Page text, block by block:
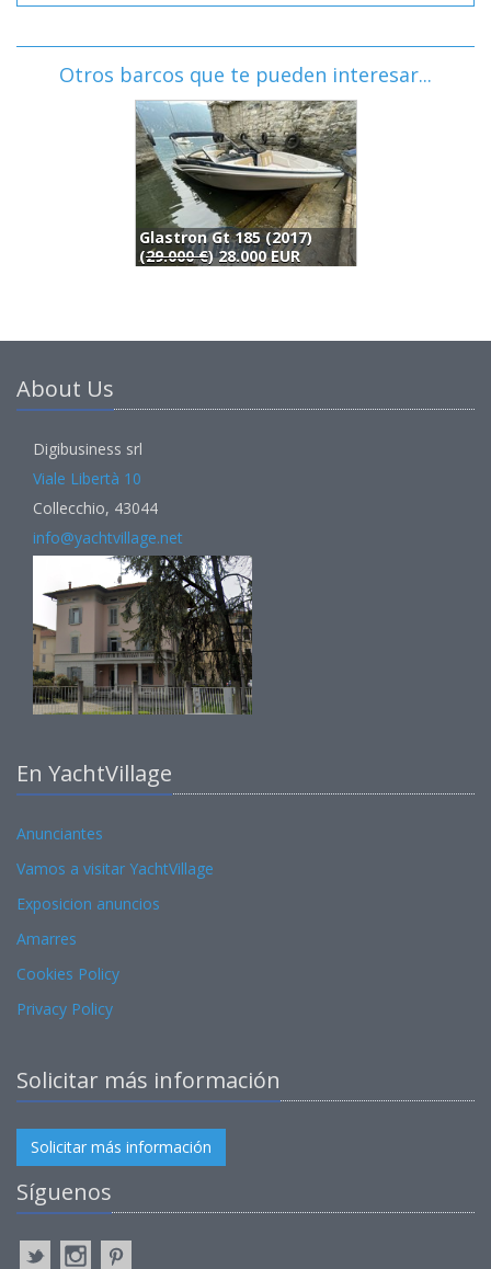
Otros barcos que te pueden interesar...
Glastron Gt 185 (2017)
(29.000 €) 28.000 EUR
About Us
Digibusiness srl
Viale Libertà 10
Collecchio, 43044
info@yachtvillage.net
En YachtVillage
Anunciantes
Vamos a visitar YachtVillage
Exposicion anuncios
Amarres
Cookies Policy
Privacy Policy
Solicitar más información
Solicitar más información
Síguenos